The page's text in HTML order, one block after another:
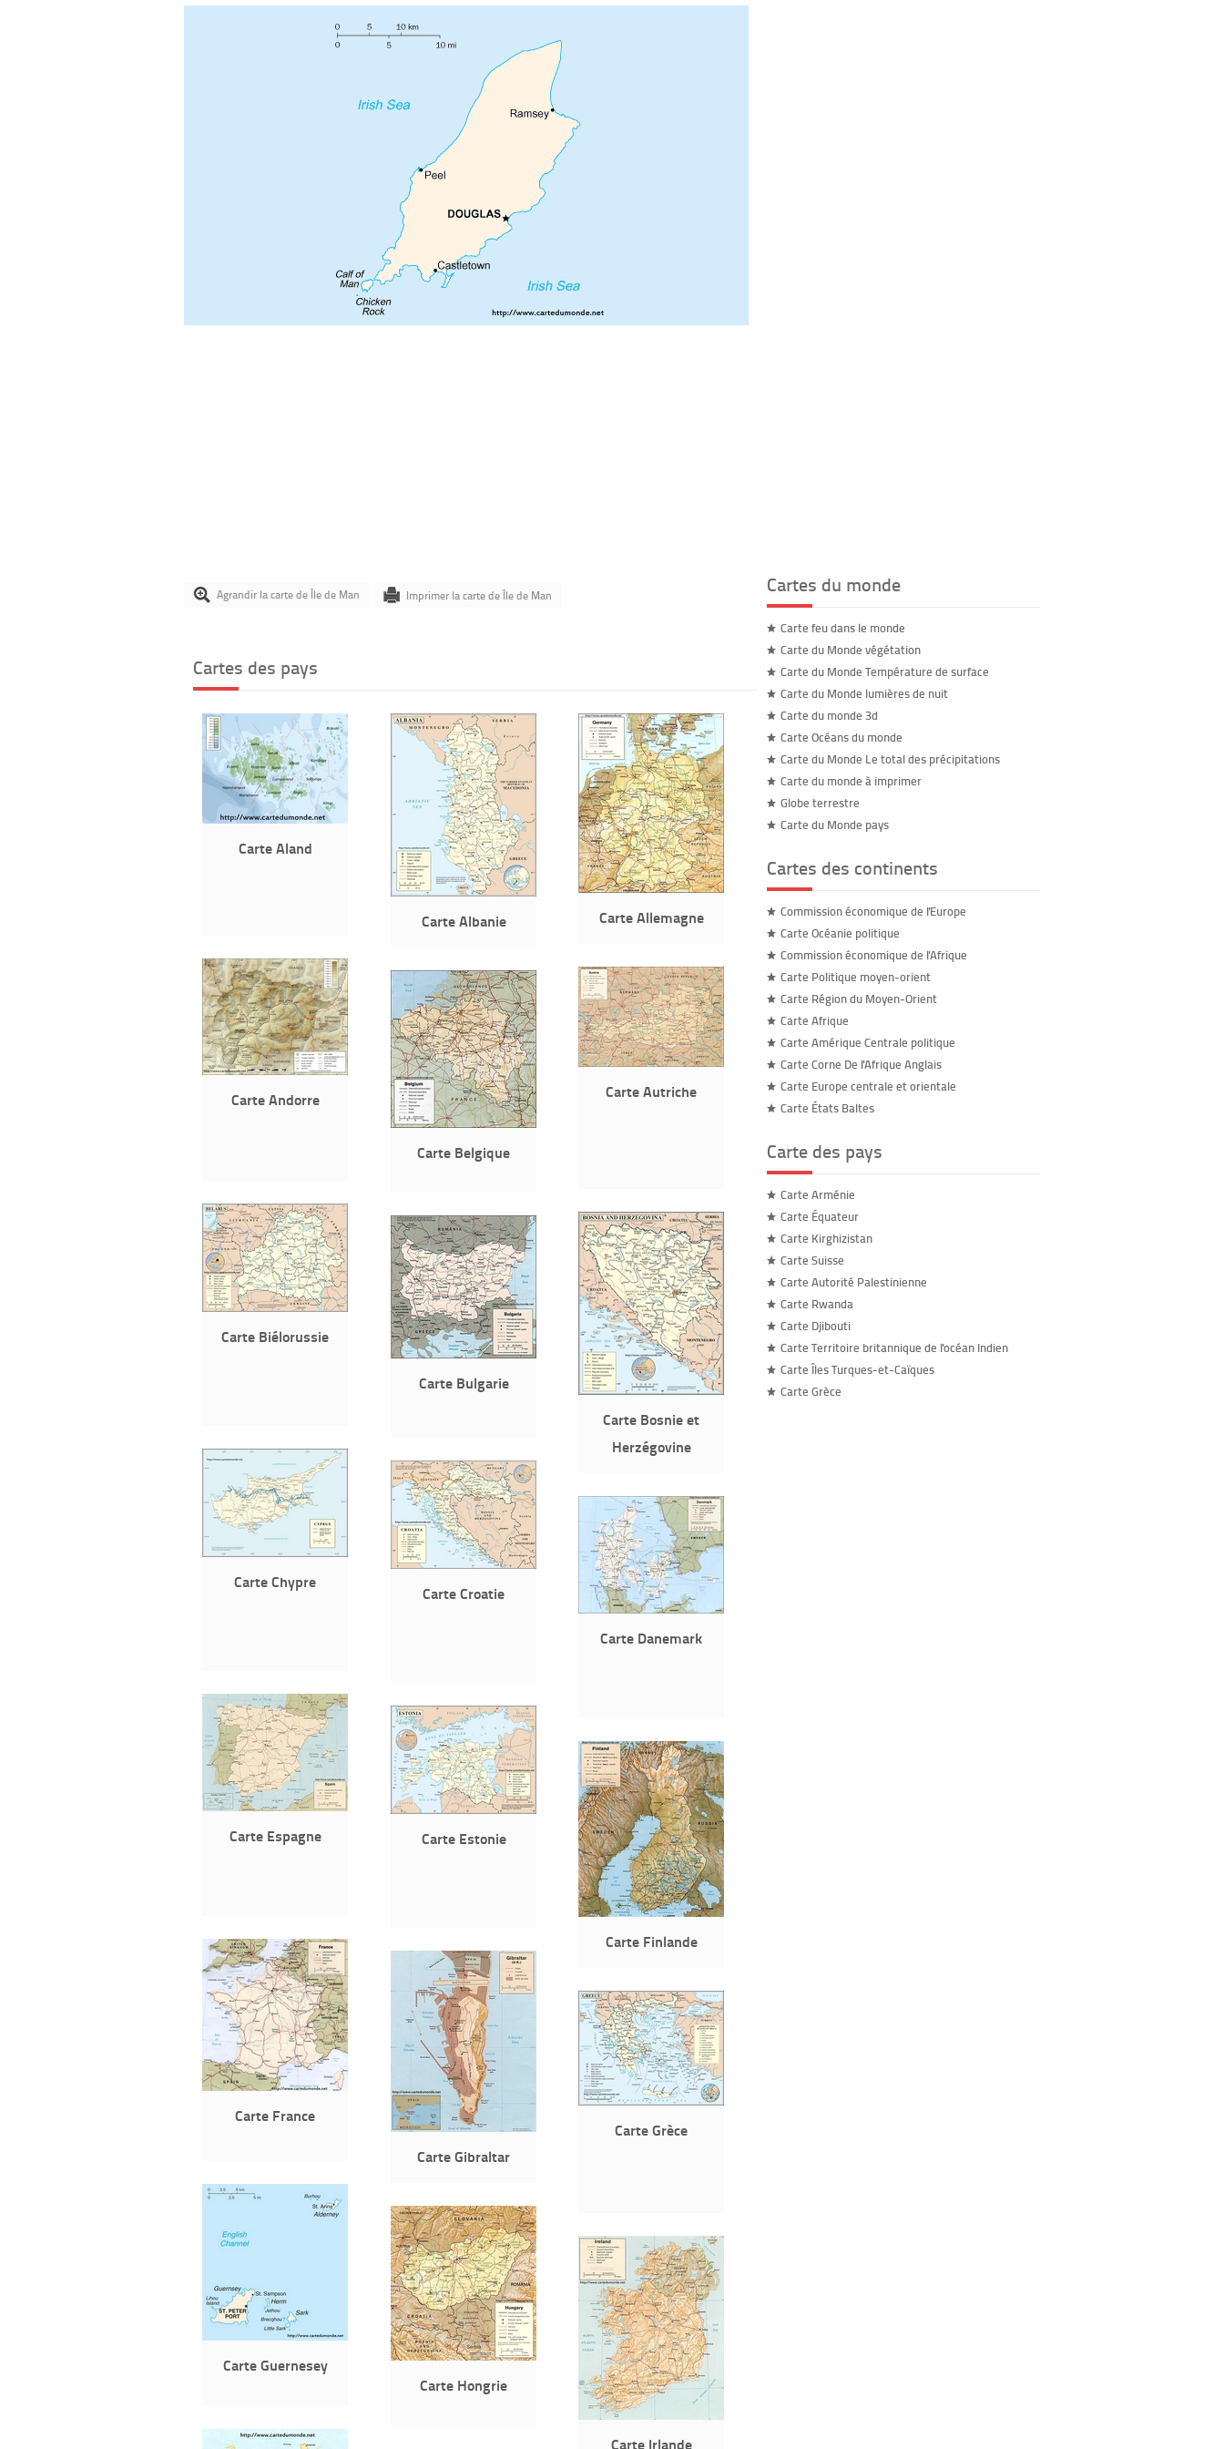
Agrandir la carte de Île de Man Imprimer la carte de Île de Man
Cartes des pays
Carte Aland
Carte Albanie Carte Allemagne
Carte Andorre Carte Autriche
Carte Belgique
Carte Biélorussie
Carte Bosnie et
Herzégovine
Carte Bulgarie
Carte Chypre
Carte Croatie
Carte Danemark
Carte Espagne Carte Estonie
Carte Finlande
Carte France
Carte Gibraltar
Carte Grèce
Carte Guernesey
Carte Hongrie
Carte Irlande
Cartes du monde
Carte feu dans le monde
Carte du Monde végétation
Carte du Monde Température de surface
Carte du Monde lumières de nuit
Carte du monde 3d
Carte Océans du monde
Carte du Monde Le total des précipitations
Carte du monde à imprimer
Globe terrestre
Carte du Monde pays
Cartes des continents
Commission économique de l'Europe
Carte Océanie politique
Commission économique de l'Afrique
Carte Politique moyen-orient
Carte Région du Moyen-Orient
Carte Afrique
Carte Amérique Centrale politique
Carte Corne De l'Afrique Anglais
Carte Europe centrale et orientale
Carte États Baltes
Carte des pays
Carte Arménie
Carte Équateur
Carte Kirghizistan
Carte Suisse
Carte Autorité Palestinienne
Carte Rwanda
Carte Djibouti
Carte Territoire britannique de l'océan Indien
Carte Îles Turques-et-Caïques
Carte Grèce